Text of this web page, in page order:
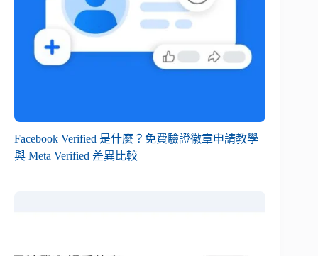
Facebook Verified 是什麼？免費驗證徽章申請教學
與 Meta Verified 差異比較